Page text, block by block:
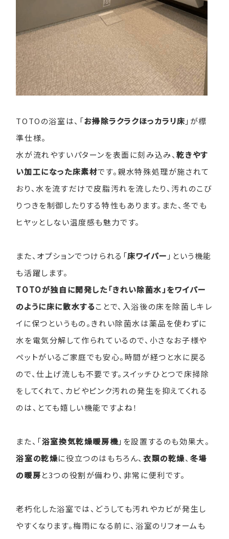
TOTOの浴室は、「お掃除ラクラクほっカラリ床 」が標
準仕様。
水が流れやすいパターンを表面に刻み込み、乾きやす
い加工になった床素材です。親水特殊処理が施されて
おり、水を流すだけで皮脂汚れを流したり、汚れのこび
りつきを制御したりする特性もあります。また、冬でも
ヒヤッとしない温度感も魅力です。
また、オプションでつけられる「床ワイパー 」という機能
も活躍します。
TOTOが独自に開発した「きれい除菌水」をワイパー
のように床に散水することで、入浴後の床を除菌しキレ
イに保つというもの。きれい除菌水は薬品を使わずに
水を電気分解して作られているので、小さなお子様や
ペットがいるご家庭でも安心。時間が経つと水に戻る
ので、仕上げ流しも不要です。スイッチひとつで床掃除
をしてくれて、カビやピンク汚れの発生を抑えてくれる
のは、とても嬉しい機能ですよね！
また、「浴室換気乾燥暖房機」を設置するのも効果大。
浴室の乾燥に役立つのはもちろん、 衣類の乾燥、 冬場
の暖房と3つの役割が備わり、非常に便利です。
老朽化した浴室では、どうしても汚れやカビが発生し
やすくなります。梅雨になる前に、浴室のリフォームも